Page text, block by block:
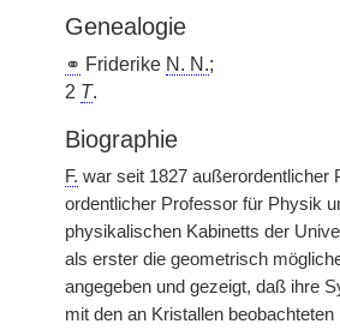
Genealogie
⚭ Friderike N. N.;
2 T.
Biographie
F. war seit 1827 außerordentlicher
ordentlicher Professor für Physik
physikalischen Kabinetts der
als erster die geometrisch
angegeben und gezeigt, daß ihre
mit den an Kristallen